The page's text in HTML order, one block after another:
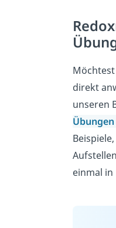
direkt
unseren
Übungen
einmal in